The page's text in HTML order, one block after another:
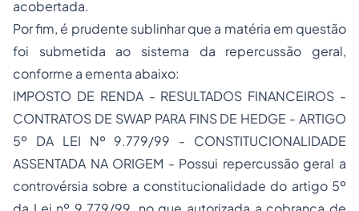
acobertada.
Por fim, é prudente sublinhar que a matéria em questão
foi submetida ao sistema da repercussão geral,
conforme a ementa abaixo:
IMPOSTO DE RENDA - RESULTADOS FINANCEIROS -
CONTRATOS DE SWAP PARA FINS DE HEDGE - ARTIGO
5º DA LEI Nº 9.779/99 - CONSTITUCIONALIDADE
ASSENTADA NA ORIGEM - Possui repercussão geral a
controvérsia sobre a constitucionalidade do artigo 5º